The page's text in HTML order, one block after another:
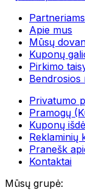
Partneriams
Apie mus
Mūsų
Kuponų
Pirkimo
Bendrosios
Privatumo
Pramogų
Kuponų
Reklaminių
Pranešk
Kontaktai
Mūsų grupė: